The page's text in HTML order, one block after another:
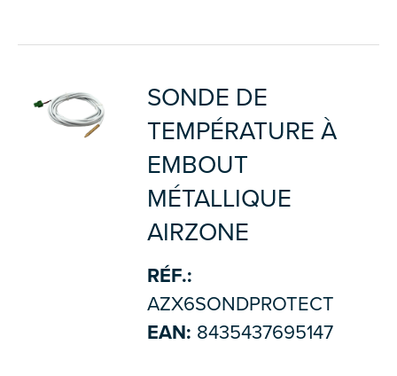
SONDE DE
TEMPÉRATURE À
EMBOUT
MÉTALLIQUE
AIRZONE
RÉF.:
AZX6SONDPROTECT
EAN: 8435437695147